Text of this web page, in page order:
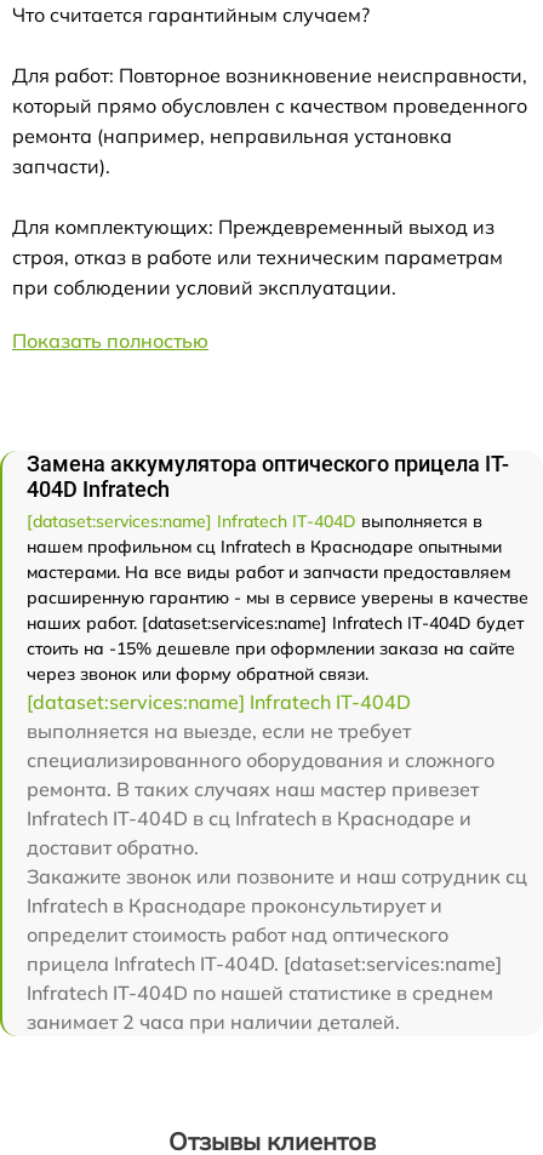
Что считается гарантийным случаем?
Для работ: Повторное возникновение неисправности,
который прямо обусловлен с качеством проведенного
ремонта (например, неправильная установка
запчасти).
Для комплектующих: Преждевременный выход из
строя, отказ в работе или техническим параметрам
при соблюдении условий эксплуатации.
Показать полностью
Замена аккумулятора оптического прицела IT-
404D Infratech
[dataset:services:name] Infratech IT-404D выполняется в
нашем профильном сц Infratech в Краснодаре опытными
мастерами. На все виды работ и запчасти предоставляем
расширенную гарантию - мы в сервисе уверены в качестве
наших работ. [dataset:services:name] Infratech IT-404D будет
стоить на -15% дешевле при оформлении заказа на сайте
через звонок или форму обратной связи.
[dataset:services:name] Infratech IT-404D
выполняется на выезде, если не требует
специализированного оборудования и сложного
ремонта. В таких случаях наш мастер привезет
Infratech IT-404D в сц Infratech в Краснодаре и
доставит обратно.
Закажите звонок или позвоните и наш сотрудник сц
Infratech в Краснодаре проконсультирует и
определит стоимость работ над оптического
прицела Infratech IT-404D. [dataset:services:name]
Infratech IT-404D по нашей статистике в среднем
занимает 2 часа при наличии деталей.
Отзывы клиентов